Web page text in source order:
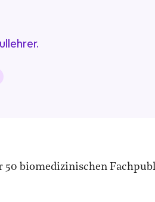
50 biomedizinischen